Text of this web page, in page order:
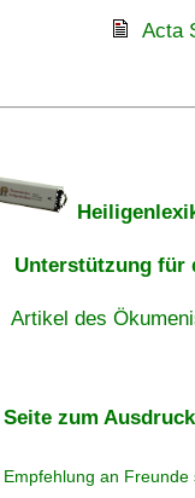
Acta
Unterstützung für
Artikel des
Seite zum
Empfehlung an Freunde